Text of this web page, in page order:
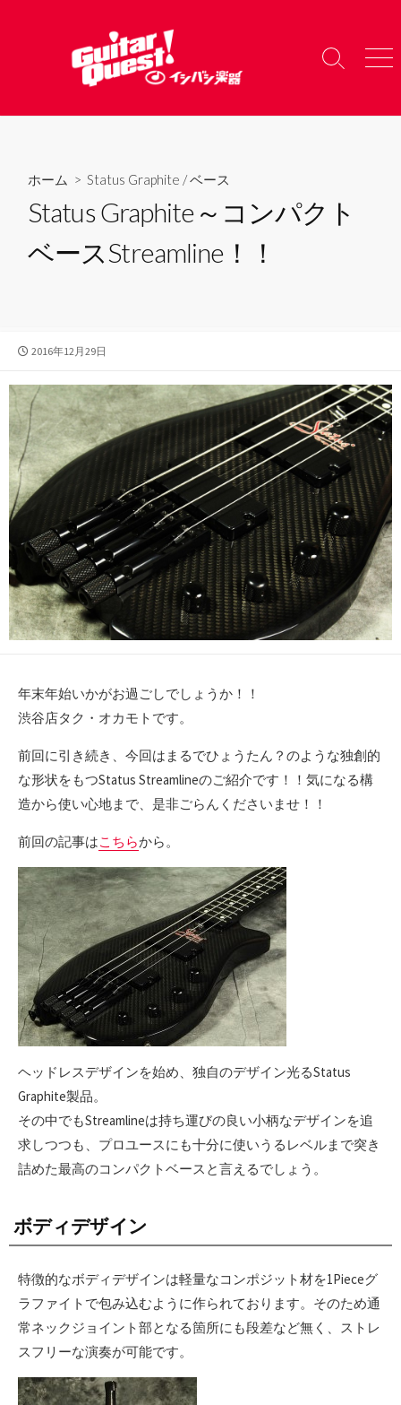
へ
検
り
メ
ー
ホーム > Status Graphite /ベース
Status Graphite～コンパクト
ベースStreamline！！
公
日
2016年12月29日
年末年始いかがお過ごしでしょうか！！
渋谷店タク・オカモトです。
前回に引き続き、今回はまるでひょうたん？のような独創的
な形状をもつStatus Streamlineのご紹介です！！気になる構
造から使い心地まで、是非ごらんくださいませ！！
前回の記事はこちらから。
ヘッドレスデザインを始め、独自のデザイン光るStatus
Graphite製品。
その中でもStreamlineは持ち運びの良い小柄なデザインを追
求しつつも、プロユースにも十分に使いうるレベルまで突き
詰めた最高のコンパクトベースと言えるでしょう。
ボディデザイン
特徴的なボディデザインは軽量なコンポジット材を1Pieceグ
ラファイトで包み込むように作られております。そのため通
常ネックジョイント部となる箇所にも段差など無く、ストレ
スフリーな演奏が可能です。